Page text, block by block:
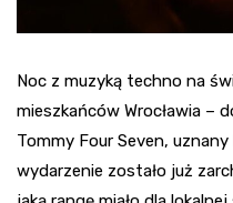
Noc z muzyką techno na
mieszkańców Wrocławia –
Tommy Four Seven,
wydarzenie zostało już